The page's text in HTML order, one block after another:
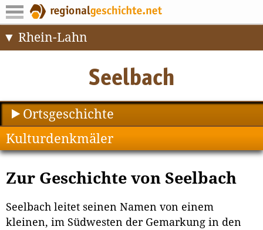
Rhein-Lahn
Ortsgeschichte
Kulturdenkmäler
Zur Geschichte von Seelbach
Seelbach leitet seinen Namen von einem
kleinen, im Südwesten der Gemarkung in den